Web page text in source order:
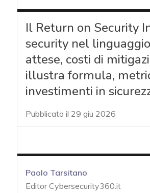
Il Return on Security
security nel
attese, costi di
illustra formula,
investimenti in
Pubblicato il 29 giu 2026
Paolo Tarsitano
Editor Cybersecurity360.it